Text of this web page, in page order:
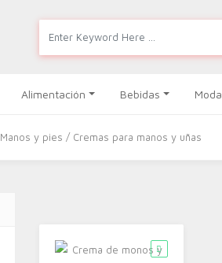
Alimentación Bebidas Moda
Manos y pies / Cremas para manos y uñas